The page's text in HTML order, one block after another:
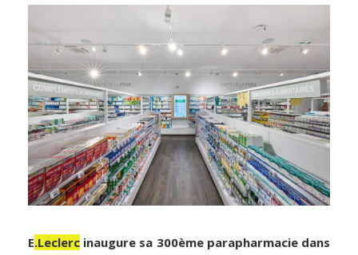
E.Leclerc inaugure sa 300ème parapharmacie dans